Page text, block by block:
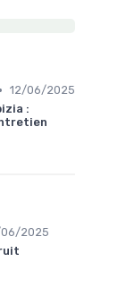
• 12/06/2025
:
2025